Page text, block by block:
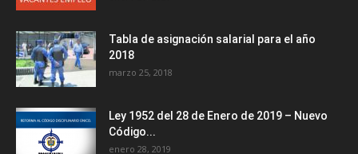
Tabla de asignación salarial para el año
2018
marzo 25, 2018
Ley 1952 del 28 de Enero de 2019 – Nuevo
Código...
enero 28, 2019